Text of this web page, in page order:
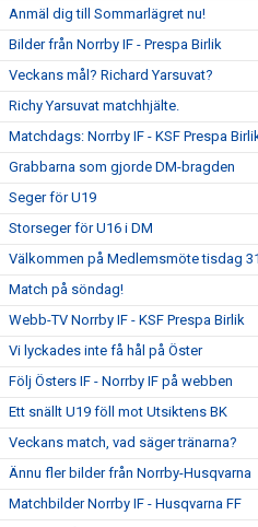
Anmäl dig till Sommarlägret nu!
Bilder från Norrby IF - Prespa Birlik
Veckans mål? Richard Yarsuvat?
Richy Yarsuvat matchhjälte.
Matchdags: Norrby IF - KSF Prespa
Grabbarna som gjorde DM-bragden
Seger för U19
Storseger för U16 i DM
Välkommen på Medlemsmöte tisdag
Match på söndag!
Webb-TV Norrby IF - KSF Prespa Birlik
Vi lyckades inte få hål på Öster
Följ Östers IF - Norrby IF på webben
Ett snällt U19 föll mot Utsiktens BK
Veckans match, vad säger tränarna?
Ännu fler bilder från Norrby-Husqvarna
Matchbilder Norrby IF - Husqvarna FF